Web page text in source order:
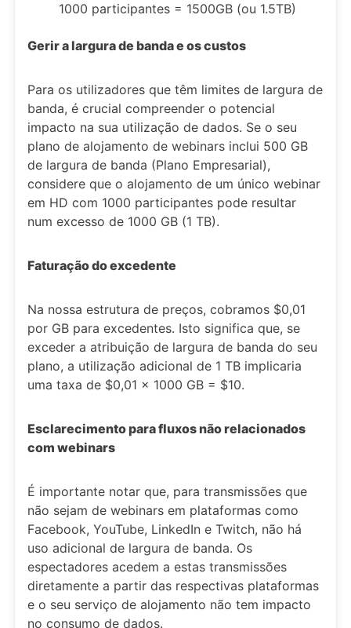
1000 participantes = 1500GB (ou 1.5TB)
Gerir a largura de banda e os custos
Para os utilizadores que têm limites de largura de
banda, é crucial compreender o potencial
impacto na sua utilização de dados. Se o seu
plano de alojamento de webinars inclui 500 GB
de largura de banda (Plano Empresarial),
considere que o alojamento de um único webinar
em HD com 1000 participantes pode resultar
num excesso de 1000 GB (1 TB).
Faturação do excedente
Na nossa estrutura de preços, cobramos $0,01
por GB para excedentes. Isto significa que, se
exceder a atribuição de largura de banda do seu
plano, a utilização adicional de 1 TB implicaria
uma taxa de $0,01 x 1000 GB = $10.
Esclarecimento para fluxos não relacionados
com webinars
É importante notar que, para transmissões que
não sejam de webinars em plataformas como
Facebook, YouTube, LinkedIn e Twitch, não há
uso adicional de largura de banda. Os
espectadores acedem a estas transmissões
diretamente a partir das respectivas plataformas
e o seu serviço de alojamento não tem impacto
no consumo de dados.